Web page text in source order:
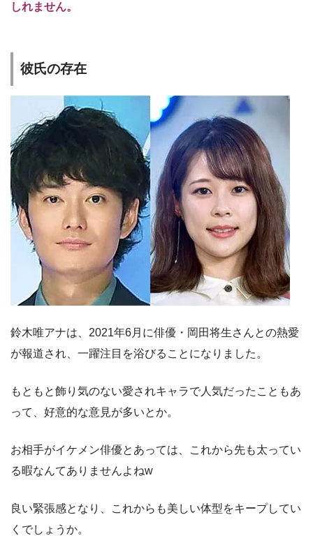
しれません。
彼氏の存在
鈴木唯アナは、2021年6月に俳優・岡田将生さんとの熱愛
が報道され、一躍注目を浴びることになりました。
もともと飾り気のない愛されキャラで人気だったこともあ
って、好意的な意見が多いとか。
お相手がイケメン俳優とあっては、これから先も太ってい
る暇なんてありませんよねw
良い緊張感となり、これからも美しい体型をキープしてい
くでしょうか。